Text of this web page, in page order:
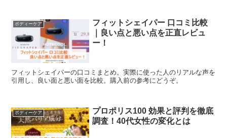
ボディーケア
フィットシェイパー 口コミ比較
｜良い点と悪い点を正直レビュ
ー！
フィットシェイパーの口コミまとめ。実際に使った人のリアルな声を
引用し、良い面と悪い面を比較。購入前の参考にどうぞ。
ボディーケア
プロポリス100 効果と評判を徹底
調査！40代女性の変化とは